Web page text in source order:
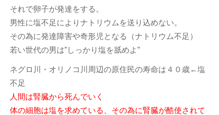
それで卵子が発達をする。
男性に塩不足によりナトリウムを送り込めない。
その為に発達障害や奇形児となる（ナトリウム不足）
若い世代の男は”しっかり塩を舐めよ”
ネグロ川・オリノコ川周辺の原住民の寿命は４０歳←塩
不足
人間は腎臓から死んでいく
体の細胞は塩を求めている、その為に腎臓が酷使されて